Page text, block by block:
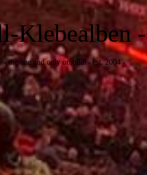
Klebealben -
- the one and only original - est. 2004 -